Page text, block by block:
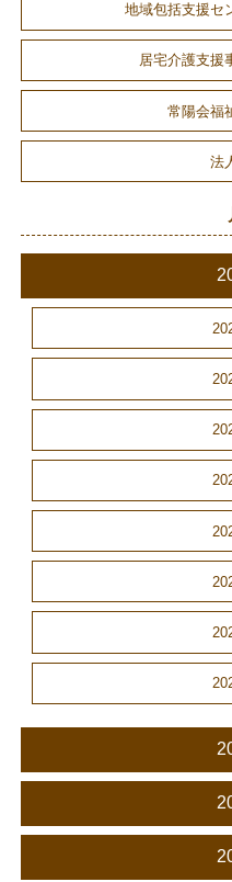
地域包括支援
居宅介護支
常陽会福
法